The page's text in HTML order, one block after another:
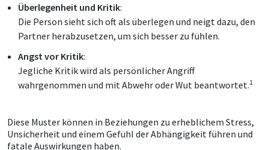
Überlegenheit und Kritik:
Die Person sieht sich oft als überlegen und neigt dazu, den
Partner herabzusetzen, um sich besser zu fühlen.
Angst vor Kritik:
Jegliche Kritik wird als persönlicher Angriff
wahrgenommen und mit Abwehr oder Wut beantwortet.1
Diese Muster können in Beziehungen zu erheblichem Stress,
Unsicherheit und einem Gefühl der Abhängigkeit führen und
fatale Auswirkungen haben.